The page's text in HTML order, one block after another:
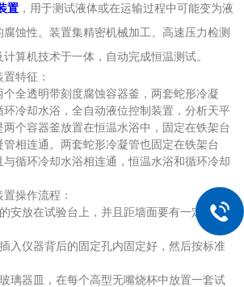
置 ，用于测试液体或在运输过程中可能变为液
蚀性。装置集精密机械加工、高速压力检测
算机技术于一体，自动完成恒温测试。
特征：
透明带刻度腐蚀容器釜，两套蛇形冷凝
冷却水浴，全自动液位控制装置，分析天平
个容器釜放置在恒温水浴中，固定在铁架台
管相连通。两套蛇形冷凝管也固定在铁架台
与循环冷却水浴相连通，恒温水浴和循环冷却
操作流程：
放在试验台上，并且距墙面要有一定距
仪器背后的固定孔内固定好，然后按标准
器皿，在每个高型无嘴烧杯中放置一套试